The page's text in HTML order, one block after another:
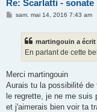
Re: Scarlatti - sonate
Msam. mai 14, 2016 7:43 am
martingouin a écrit
En parlant de cette
Merci martingouin
Aurais tu la possibilité de
le regrette, je ne me suis
et j'aimerais bien voir ta